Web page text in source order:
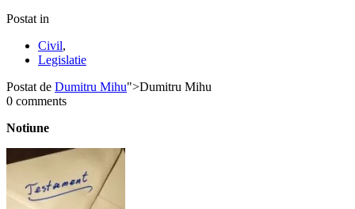
Postat in
Civil,
Legislatie
Postat de Dumitru Mihu">Dumitru Mihu
0 comments
Notiune